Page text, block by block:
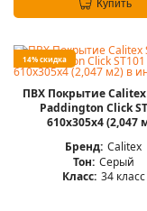
Купить
14% скидка
ПВХ Покрытие Calitex
Paddington Click
610x305x4 (2,047
Бренд: Calitex
Тон: Серый
Класс: 34 класс